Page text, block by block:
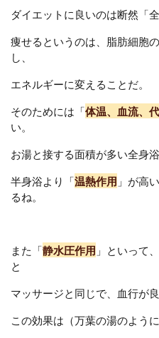
ダイエットに良いのは断然「
痩せるというのは、脂肪細胞
し、
エネルギーに変えることだ。
そのためには「体温、血流、
い。
お湯と接する面積が多い全身
半身浴より「温熱作用 」が高
るね。
また「静水圧作用 」といって
と
マッサージと同じで、血行が良
この効果は（万葉の湯のよう